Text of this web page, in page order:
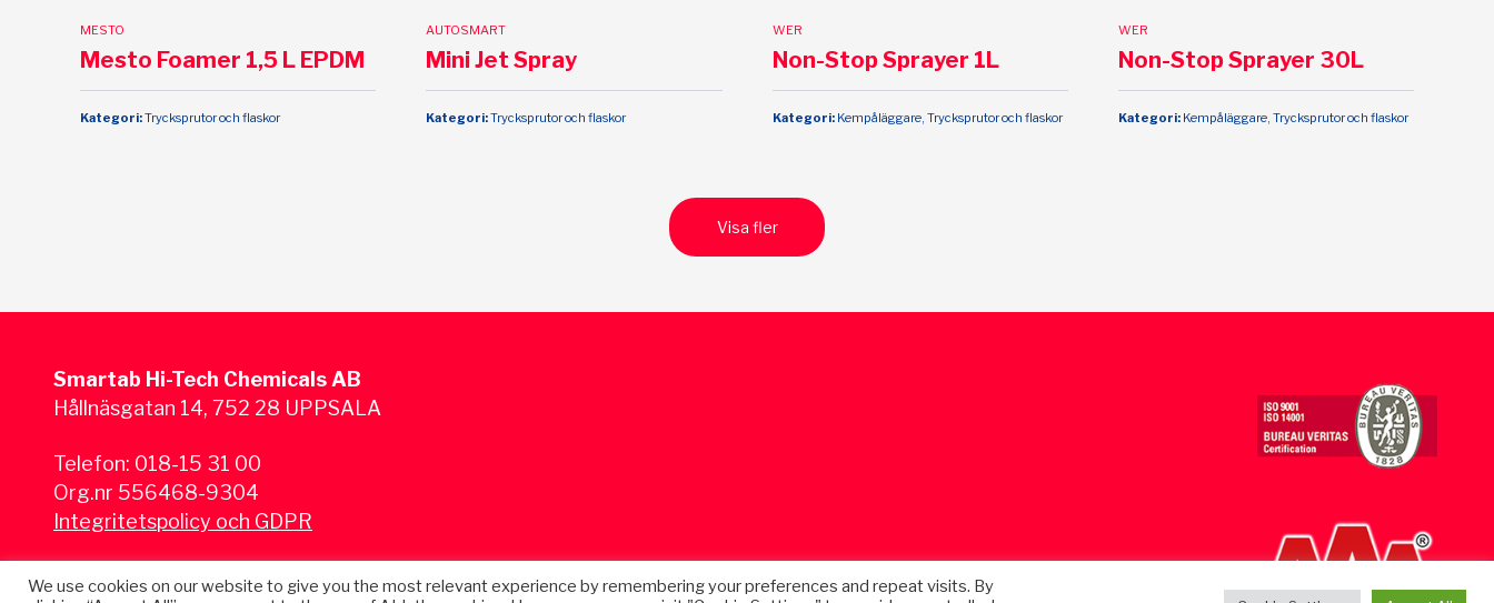
MESTO
Mesto Foamer 1,5 L EPDM
Kategori:Trycksprutor och flaskor
AUTOSMART
Mini Jet Spray
Kategori:Trycksprutor och flaskor
WER
Non-Stop Sprayer 1L
Kategori: Kempåläggare, Trycksprutor och flaskor
WER
Non-Stop Sprayer 30L
Kategori: Kempåläggare, Trycksprutor och flaskor
Visa fler
Smartab Hi-Tech Chemicals AB
Hållnäsgatan 14, 752 28 UPPSALA
Telefon: 018-15 31 00
Org.nr 556468-9304
Integritetspolicy och GDPR
We use cookies on our website to give you the most relevant experience by remembering your preferences and repeat visits. By